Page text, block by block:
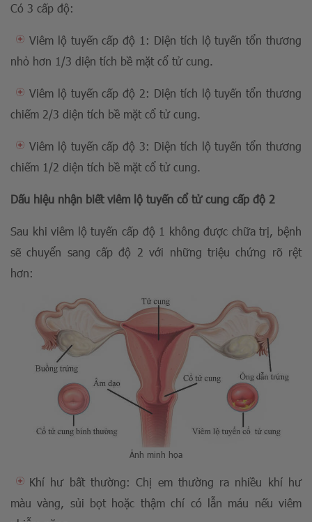
Có 3 cấp độ:
Viêm lộ tuyến cấp độ 1: Diện tích lộ tuyến tổn thương
nhỏ hơn 1/3 diện tích bề mặt cổ tử cung.
Viêm lộ tuyến cấp độ 2: Diện tích lộ tuyến tổn thương
chiếm 2/3 diện tích bề mặt cổ tử cung.
Viêm lộ tuyến cấp độ 3: Diện tích lộ tuyến tổn thương
chiếm 1/2 diện tích bề mặt cổ tử cung.
Dấu hiệu nhận biết viêm lộ tuyến cổ tử cung cấp độ 2
Sau khi viêm lộ tuyến cấp độ 1 không được chữa trị, bệnh
sẽ chuyển sang cấp độ 2 với những triệu chứng rõ rệt
hơn:
Ảnh minh họa
Khí hư bất thường: Chị em thường ra nhiều khí hư
màu vàng, sủi bọt hoặc thậm chí có lẫn máu nếu viêm